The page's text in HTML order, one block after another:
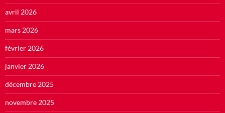
avril 2026
mars 2026
février 2026
janvier 2026
décembre 2025
novembre 2025